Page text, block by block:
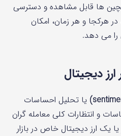
ها قابل مشاهده و دسترسی
هرکجا و هر زمان، امکان
می‌ دهد.
دیجیتال
یا تحلیل احساسات
و انتظارات کلی معامله‌ گران
یک ارز دیجیتال خاص در بازار